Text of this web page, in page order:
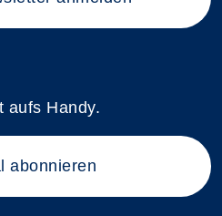
aufs Handy.
abonnieren